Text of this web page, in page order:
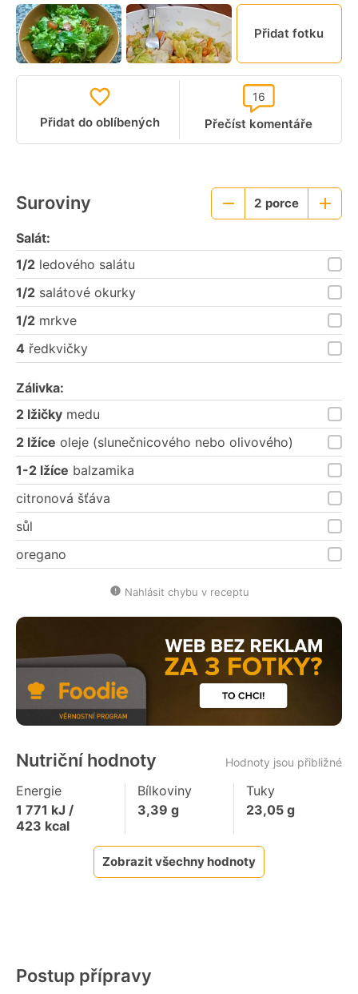
Přidat fotku
Přidat do oblíbených Přečíst komentáře
16
Suroviny
Menší
2 porce
Větší
Salát:
1/2 ledového salátu
1/2 salátové okurky
1/2 mrkve
4 ředkvičky
Zálivka:
2 lžičky medu
2 lžíce oleje (slunečnicového nebo olivového)
1-2 lžíce balzamika
citronová šťáva
sůl
oregano
Nahlásit chybu v receptu
Nutriční hodnoty Hodnoty jsou přibližné
Energie
1 771 kJ /
423 kcal
Bílkoviny
3,39 g
Tuky
23,05g
Zobrazit všechny hodnoty
Postup přípravy